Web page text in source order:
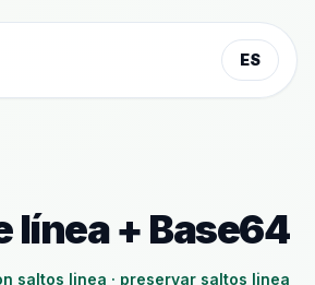
ES
línea + Base64
saltos linea · preservar saltos linea